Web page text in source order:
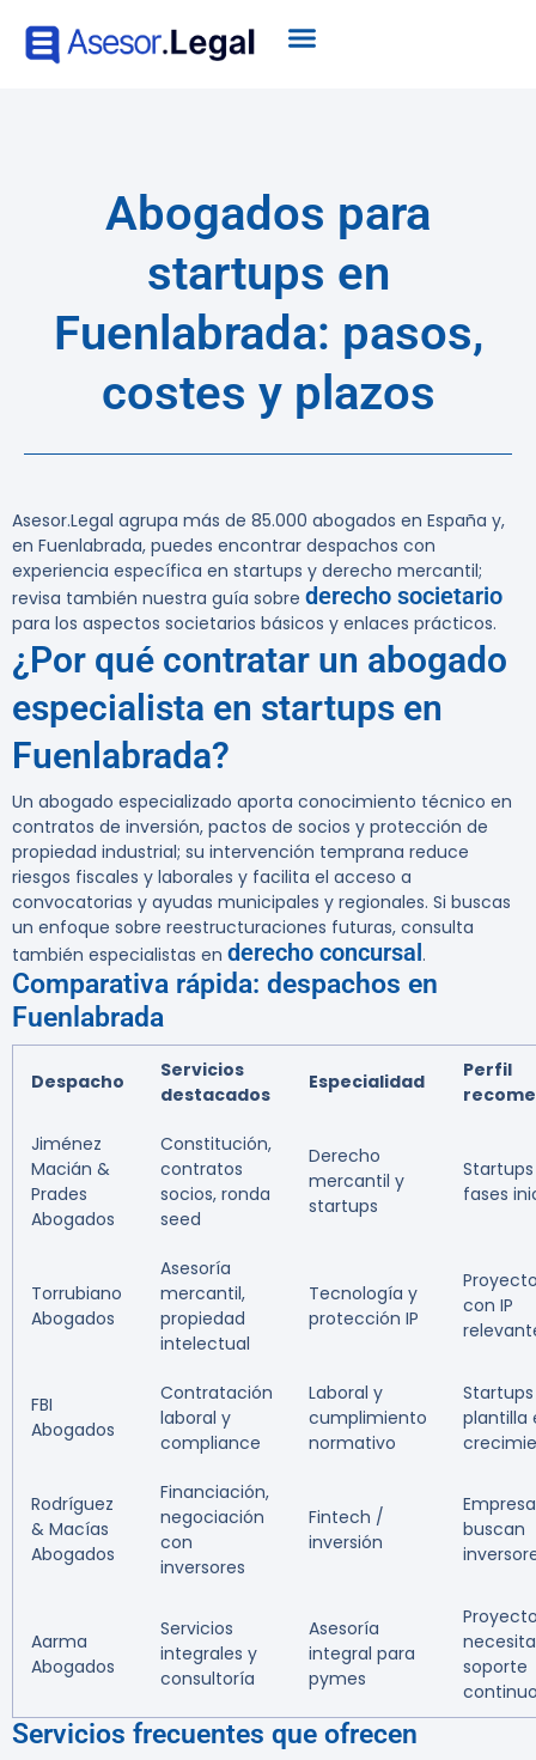
Abogados para
startups en
Fuenlabrada: pasos,
costes y plazos
Asesor.Legal agrupa más de 85.000 abogados en España y,
en Fuenlabrada, puedes encontrar despachos con
experiencia específica en startups y derecho mercantil;
revisa también nuestra guía sobre derecho societario
para los aspectos societarios básicos y enlaces prácticos.
¿Por qué contratar un abogado
especialista en startups en
Fuenlabrada?
Un abogado especializado aporta conocimiento técnico en
contratos de inversión, pactos de socios y protección de
propiedad industrial; su intervención temprana reduce
riesgos fiscales y laborales y facilita el acceso a
convocatorias y ayudas municipales y regionales. Si buscas
un enfoque sobre reestructuraciones futuras, consulta
también especialistas en derecho concursal.
Comparativa rápida: despachos en
Fuenlabrada
Despacho
Servicios
destacados
Especialidad
Perfil
Jiménez
Macián &
Prades
Abogados
Constitución,
contratos
socios, ronda
seed
Derecho
mercantil y
startups
fases
Torrubiano
Abogados
Asesoría
mercantil,
propiedad
intelectual
Tecnología y
protección IP
con IP
FBI
Abogados
Contratación
laboral y
compliance
Laboral y
cumplimiento
normativo
plantilla
Rodríguez
& Macías
Abogados
Financiación,
negociación
con
inversores
Fintech /
inversión
buscan
Aarma
Abogados
Servicios
integrales y
consultoría
Asesoría
integral para
pymes
soporte
Servicios frecuentes que ofrecen